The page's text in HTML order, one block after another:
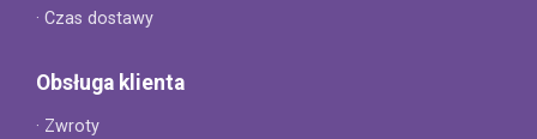
· Czas dostawy
Obsługa klienta
· Zwroty